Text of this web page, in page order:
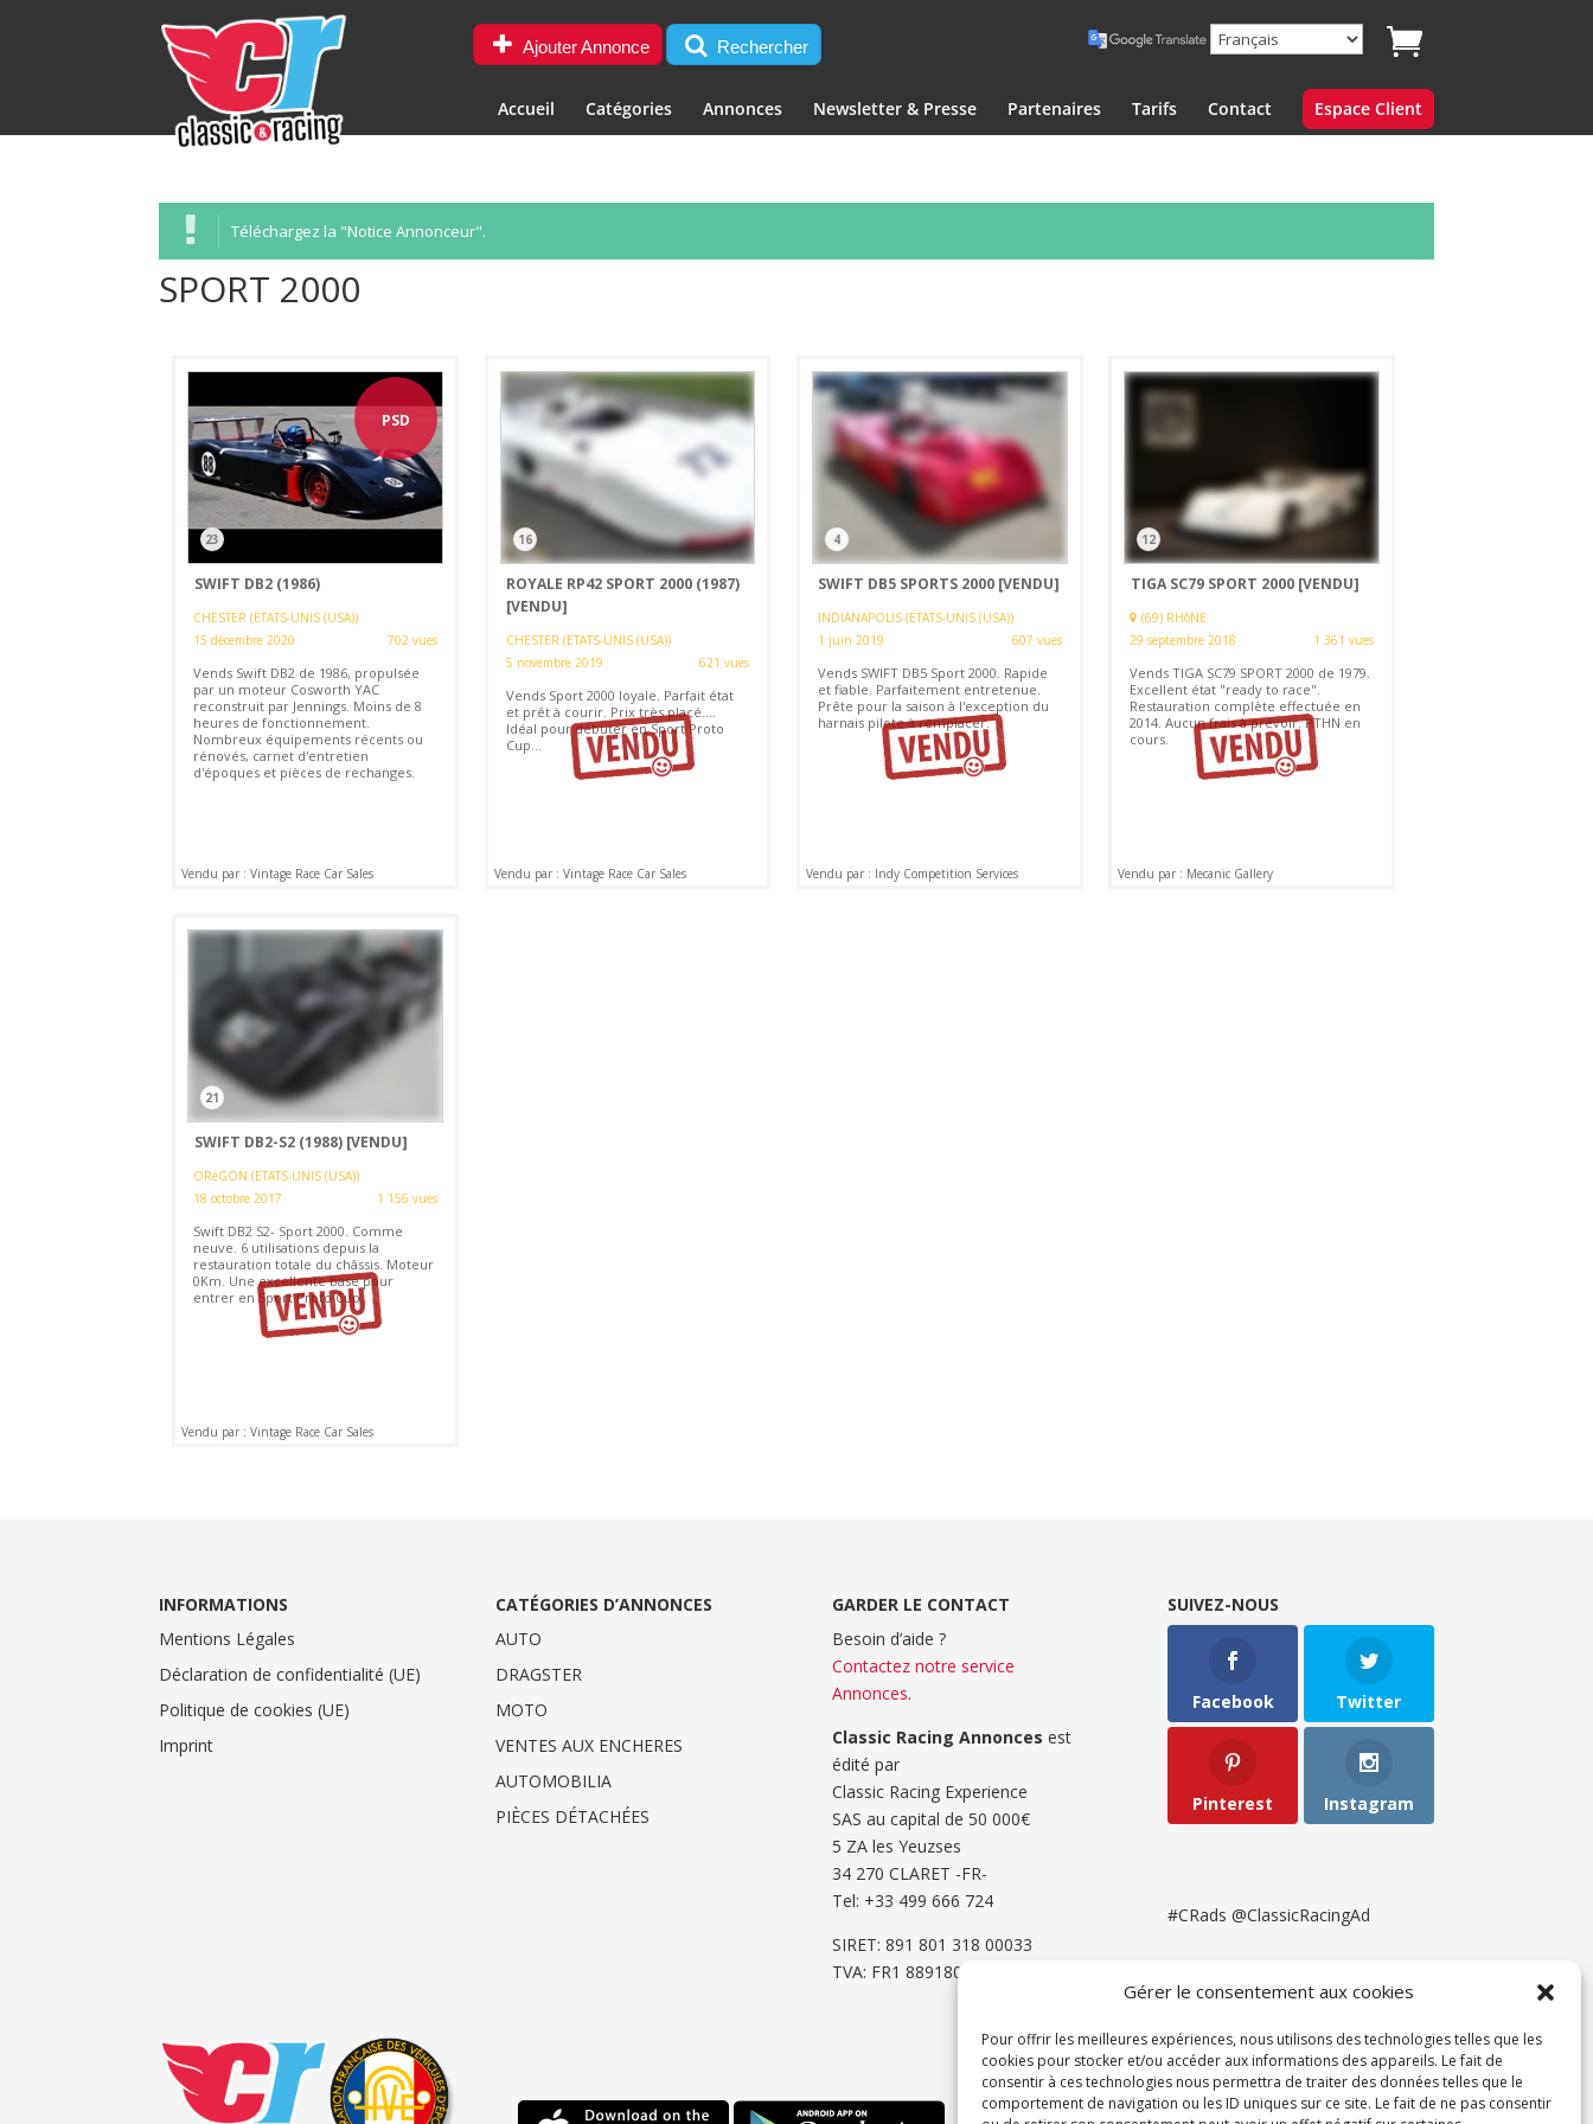
Gérer le consentement aux cookies
Pour offrir les meilleures expériences, nous utilisons des technologies telles que les
cookies pour stocker et/ou accéder aux informations des appareils. Le fait de
consentir à ces technologies nous permettra de traiter des données telles que le
comportement de navigation ou les ID uniques sur ce site. Le fait de ne pas consentir
Ajouter Annonce Rechercher
Accueil Catégories Annonces Newsletter & Presse Partenaires Tarifs Contact Espace Client
Téléchargez la "Notice Annonceur".
SPORT 2000
PSD
23
SWIFT DB2 (1986)
CHESTER (ETATS-UNIS (USA))
15 décembre 2020
702 vues
Vends Swift DB2 de 1986, propulsée
par un moteur Cosworth YAC
reconstruit par Jennings. Moins de 8
heures de fonctionnement.
Nombreux équipements récents ou
rénovés, carnet d'entretien
d'époques et pièces de rechanges.
Vendu par : Vintage Race Car Sales
16
ROYALE RP42 SPORT 2000 (1987)
[VENDU]
CHESTER (ETATS-UNIS (USA))
5 novembre 2019
621 vues
Vends Sport 2000 loyale. Parfait état
et prêt à courir. Prix très placé....
Idéal pour débuter en Sport Proto
Cup...
Vendu par : Vintage Race Car Sales
4
SWIFT DB5 SPORTS 2000 [VENDU]
INDIANAPOLIS (ETATS-UNIS (USA))
1 juin 2019
607 vues
Vends SWIFT DB5 Sport 2000. Rapide
et fiable. Parfaitement entretenue.
Prête pour la saison à l'exception du
harnais pilote à remplacer.
Vendu par : Indy Competition Services
12
TIGA SC79 SPORT 2000 [VENDU]
(69) RHôNE
29 septembre 2018
1 361 vues
Vends TIGA SC79 SPORT 2000 de 1979.
Excellent état "ready to race".
Restauration complète effectuée en
2014. Aucun frais à prévoir. PTHN en
cours.
Vendu par : Mecanic Gallery
21
SWIFT DB2-S2 (1988) [VENDU]
ORéGON (ETATS-UNIS (USA))
18 octobre 2017
1 156 vues
Swift DB2 S2- Sport 2000. Comme
neuve. 6 utilisations depuis la
restauration totale du châssis. Moteur
0Km. Une excellente base pour
entrer en Sport Proto Cup.
Vendu par : Vintage Race Car Sales
INFORMATIONS
Mentions Légales
Déclaration de confidentialité (UE)
Politique de cookies (UE)
Imprint
CATÉGORIES D’ANNONCES
AUTO
DRAGSTER
MOTO
VENTES AUX ENCHERES
AUTOMOBILIA
PIÈCES DÉTACHÉES
GARDER LE CONTACT
Besoin d’aide ?
Contactez notre service
Annonces.
Classic Racing Annonces est
édité par
Classic Racing Experience
SAS au capital de 50 000€
5 ZA les Yeuzses
34 270 CLARET -FR-
Tel: ‭+33 499 666 724‬
SIRET: 891 801 318 00033
TVA: FR1 8891801318
SUIVEZ-NOUS
Facebook Twitter
Pinterest Instagram
#CRads @ClassicRacingAd